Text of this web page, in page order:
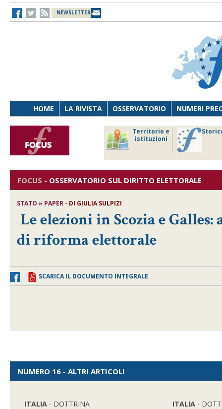
NEWSLETTER
HOME LA RIVISTA OSSERVATORIO NUMERI
Territorio e
istituzioni
FOCUS - OSSERVATORIO SUL DIRITTO ELETTORALE
STATO » PAPER - DI GIULIA SULPIZI
Le elezioni in Scozia e
di riforma elettorale
SCARICA IL DOCUMENTO INTEGRALE
NUMERO 16 - ALTRI ARTICOLI
ITALIA - DOTTRINA ITALIA -